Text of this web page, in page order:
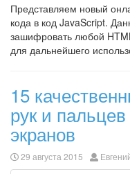
Представляем новый
кода в код JavaScript.
зашифровать любой
для дальнейшего
15
рук и
экранов
29 августа 2015